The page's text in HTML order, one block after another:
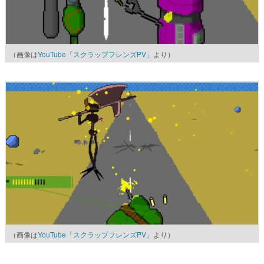
（画像はYouTube「スクラップフレンズPV」 より）
（画像はYouTube「スクラップフレンズPV」 より）